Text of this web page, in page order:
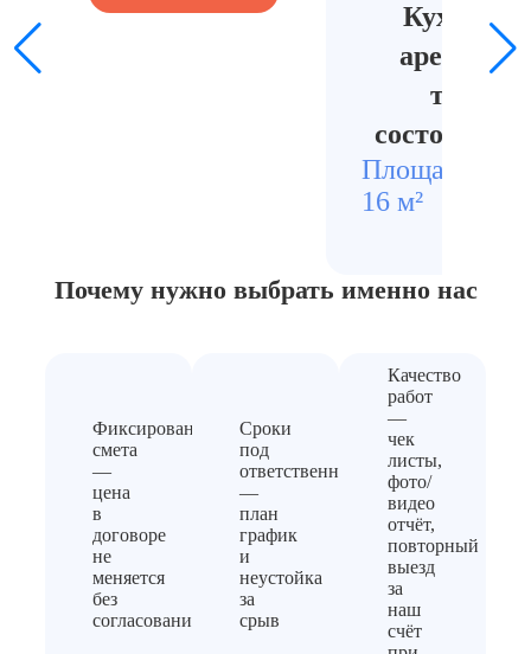
Кухня
состояние
Площадь
16 м²
Почему нужно выбрать именно нас
Фиксированная
смета
—
цена
в
договоре
не
меняется
без
согласования
Сроки
под
ответственность
—
план
график
и
неустойка
за
срыв
Качество
работ
—
чек
листы,
фото/
видео
отчёт,
повторный
выезд
за
наш
счёт